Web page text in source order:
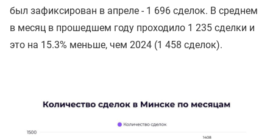
был зафиксирован в апреле - 1 696 сделок. В среднем
в месяц в прошедшем году проходило 1 235 сделки и
это на 15.3% меньше, чем 2024 (1 458 сделок).